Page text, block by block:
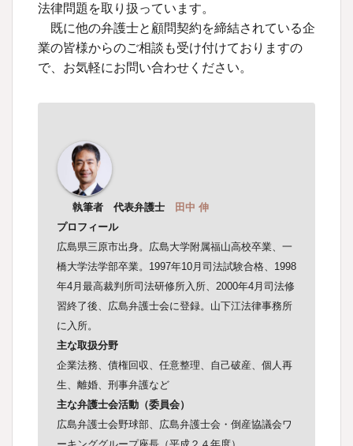
法律問題を取り扱っています。
既に他の弁護士と顧問契約を締結されている企
業の皆様からのご相談も受け付けておりますの
で、お気軽にお問い合わせください。
執筆者 代表弁護士 田中 伸
プロフィール
広島県三原市出身。広島大学附属福山高校卒業、一
橋大学法学部卒業。1997年10月司法試験合格、1998
年4月最高裁判所司法研修所入所、2000年4月司法修
習終了後、広島弁護士会に登録。山下江法律事務所
に入所。
主な取扱分野
企業法務、債権回収、任意整理、自己破産、個人再
生、離婚、刑事弁護など
主な弁護士会活動（委員会）
広島弁護士会野球部、広島弁護士会・倒産協議会ワ